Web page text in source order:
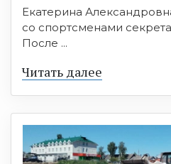
Екатерина
со спортсменами
После ...
Читать далее